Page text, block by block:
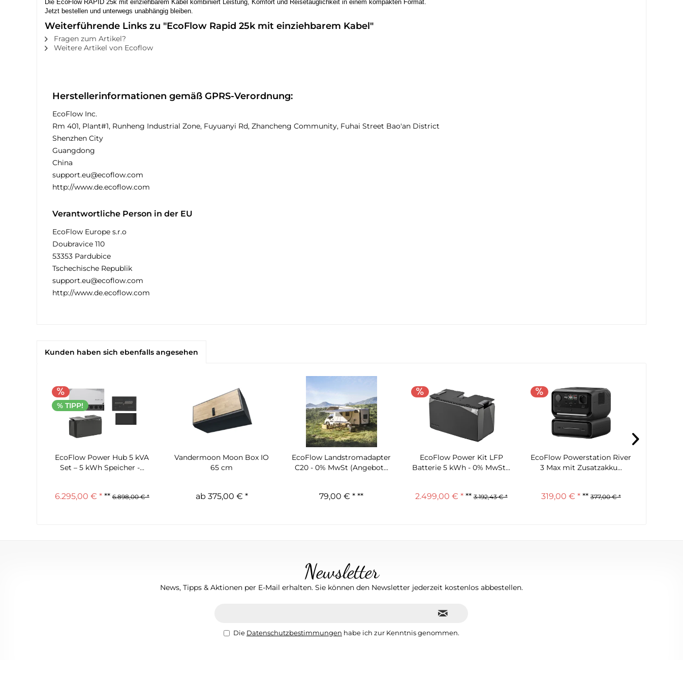
Die EcoFlow RAPID 25k mit einziehbarem Kabel kombiniert Leistung, Komfort und Reisetauglichkeit in einem kompakten Format.
Jetzt bestellen und unterwegs unabhängig bleiben.
Weiterführende Links zu "EcoFlow Rapid 25k mit einziehbarem Kabel"
Fragen zum Artikel?
Weitere Artikel von Ecoflow
Herstellerinformationen gemäß GPRS-Verordnung:
EcoFlow Inc.
Rm 401, Plant#1, Runheng Industrial Zone, Fuyuanyi Rd, Zhancheng Community, Fuhai Street Bao'an District
Shenzhen City
Guangdong
China
support.eu@ecoflow.com
http://www.de.ecoflow.com
Verantwortliche Person in der EU
EcoFlow Europe s.r.o
Doubravice 110
53353 Pardubice
Tschechische Republik
support.eu@ecoflow.com
http://www.de.ecoflow.com
Kunden haben sich ebenfalls angesehen
% TIPP!
EcoFlow Power Hub 5 kVA
Set – 5 kWh Speicher -...
6.295,00 € ***6.898,00 € *
Vandermoon Moon Box IO
65 cm
ab 375,00 € *
EcoFlow Landstromadapter
C20 - 0% MwSt (Angebot...
79,00 € * **
EcoFlow Power Kit LFP
Batterie 5 kWh - 0% MwSt...
2.499,00 € ***3.192,43 € *
EcoFlow Powerstation River
3 Max mit Zusatzakku...
319,00 € ***377,00 € *
Newsletter
News, Tipps & Aktionen per E-Mail erhalten. Sie können den Newsletter jederzeit kostenlos abbestellen.
Die Datenschutzbestimmungen habe ich zur Kenntnis genommen.